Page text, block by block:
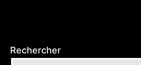
Rechercher